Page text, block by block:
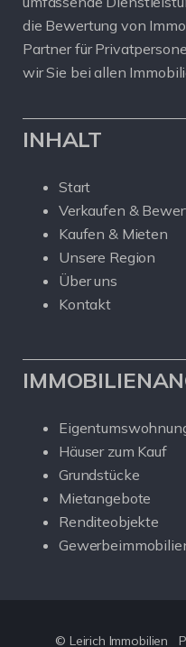
die Bewertung von
Partner für
wir Sie bei allen
INHALT
Start
Verkaufen &
Kaufen & Mieten
Unsere Region
Über uns
Kontakt
Häuser zum Kauf
Grundstücke
Mietangebote
Renditeobjekte
© Leirich Immobilien